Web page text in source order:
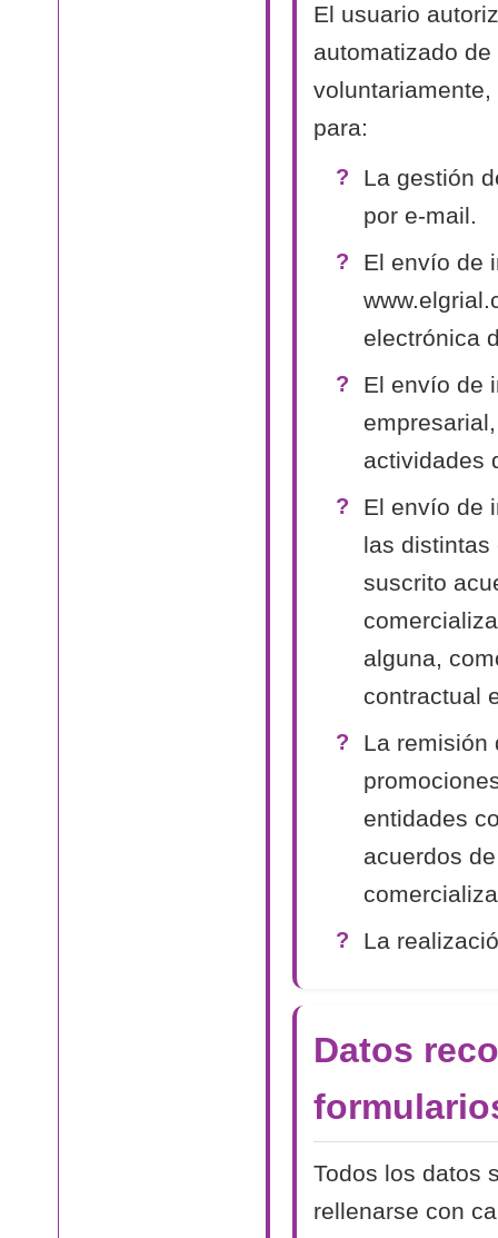
El usuario
automatizado
para:
La gestión
por e-mail.
El envío de
electrónica
El envío de
actividades
El envío de
las distintas
suscrito
alguna,
contractual
La remisión
entidades
acuerdos
La
Datos
Todos los datos
rellenarse con